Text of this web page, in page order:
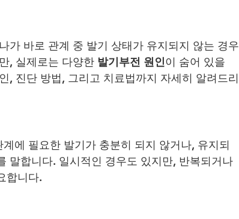
가 바로 관계 중 발기 상태가 유지되지 않는 경우
, 실제로는 다양한 발기부전 원인이 숨어 있을
, 진단 방법, 그리고 치료법까지 자세히 알려드리
에 필요한 발기가 충분히 되지 않거나, 유지되
말합니다. 일시적인 경우도 있지만, 반복되거나
합니다.